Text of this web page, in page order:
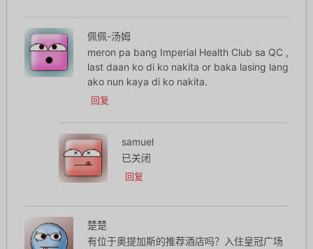
佩佩-汤姆
meron pa bang Imperial Health Club sa QC ,
last daan ko di ko nakita or baka lasing lang
ako nun kaya di ko nakita.
回复
samuel
已关闭
回复
楚楚
有位于奥提加斯的推荐酒店吗？入住皇冠广场